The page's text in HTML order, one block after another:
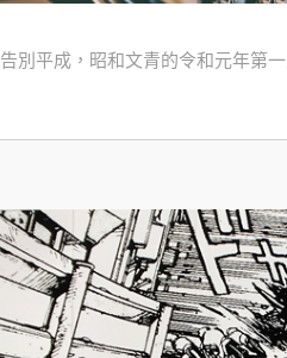
告別平成，昭和文青的令和元年第